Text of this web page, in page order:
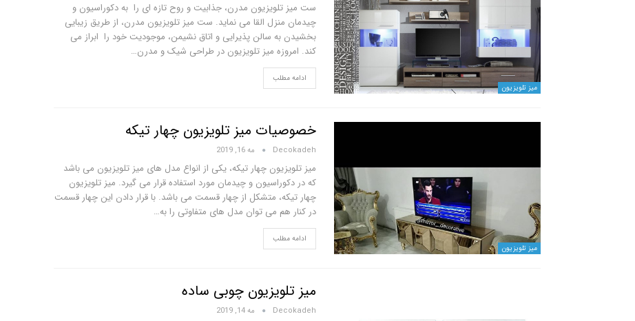
میز تلویزیون
ست میز تلویزیون مدرن، جذابیت و روح تازه ای را به دکوراسیون و
چیدمان منزل القا می نماید. ست میز تلویزیون مدرن، از طریق زیبایی
بخشیدن به سالن پذیرایی و اتاق نشیمن، موجودیت خود را ابراز می
کند. امروزه میز تلویزیون در طراحی شیک و مدرن…
ادامه مطلب
میز تلویزیون
خصوصیات میز تلویزیون چهار تیکه
Decokadeh مه 16, 2019
میز تلویزیون چهار تیکه، یکی از انواع مدل های میز تلویزیون می باشد
که در دکوراسیون و چیدمان مورد استفاده قرار می گیرد. میز تلویزیون
چهار تیکه، متشکل از چهار قسمت می باشد. با قرار دادن این چهار قسمت
در کنار هم می توان مدل های متفاوتی را به…
ادامه مطلب
میز تلویزیون چوبی ساده
Decokadeh مه 14, 2019